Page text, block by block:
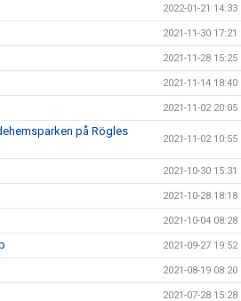
2022-01-21 14:33
2021-11-30 17:21
2021-11-28 15:25
2021-11-14 18:40
2021-11-02 20:05
på Rögles
2021-11-02 10:55
2021-10-30 15:31
2021-10-28 18:18
2021-10-04 08:28
2021-09-27 19:52
2021-08-19 08:20
2021-07-28 15:28